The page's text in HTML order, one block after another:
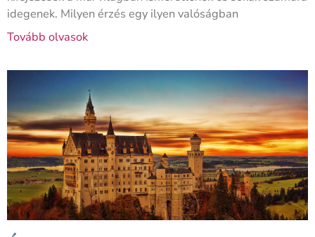
idegenek. Milyen érzés egy ilyen valóságban
Tovább olvasok